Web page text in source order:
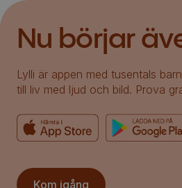
Nu börjar
Lylli är appen med tusentals
till liv med ljud och bild. Prova
Kom igång